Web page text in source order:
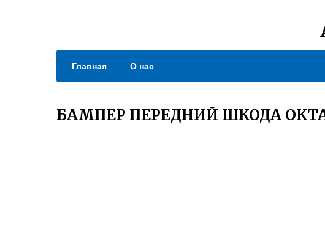
Главная О нас
БАМПЕР ПЕРЕДНИЙ ШКОДА